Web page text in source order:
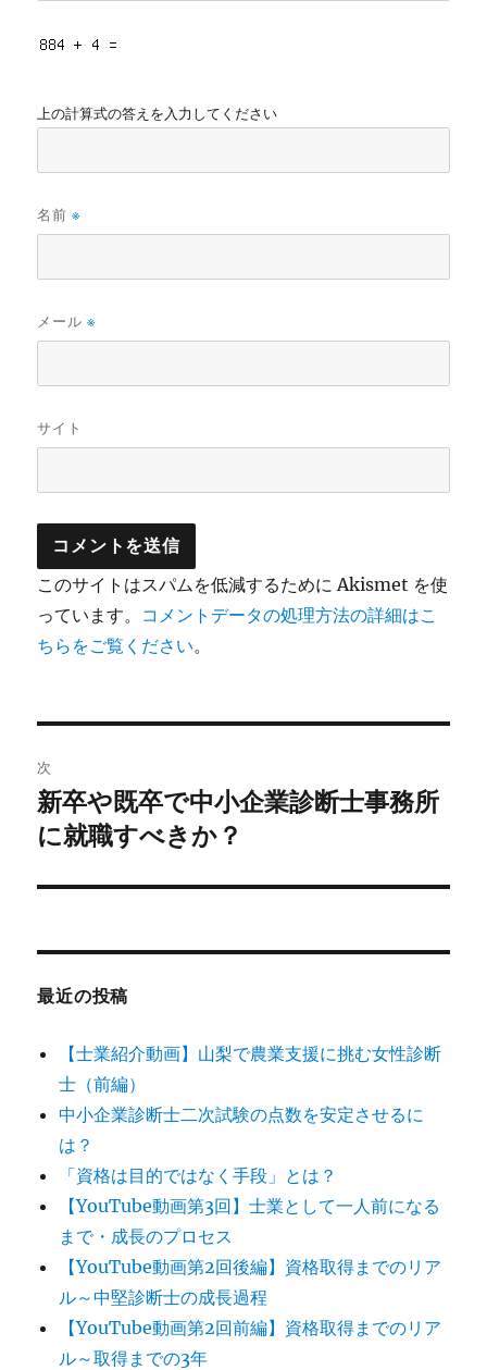
上の計算式の答えを入力してください
名前※
メール※
サイト
このサイトはスパムを低減するために Akismet を使
っています。 コメントデータの処理方法の詳細はこ
ちらをご覧ください。
稿
ナ
ビ
ョ
ン
次
次
の
稿:
新卒や既卒で中小企業診断士事務所
に就職すべきか？
最近の投稿
【士業紹介動画】山梨で農業支援に挑む女性診断
士（前編）
中小企業診断士二次試験の点数を安定させるに
は？
「資格は目的ではなく手段」とは？
【YouTube動画第3回】士業として一人前になる
まで・成長のプロセス
【YouTube動画第2回後編】資格取得までのリア
ル～中堅診断士の成長過程
【YouTube動画第2回前編】資格取得までのリア
ル～取得までの3年